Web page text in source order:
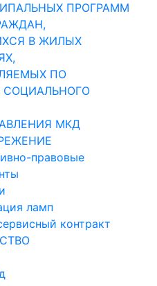
ПРОГРАММ
В ЖИЛЫХ
ПО
СОЦИАЛЬНОГО
МКД
правовые
ламп
контракт